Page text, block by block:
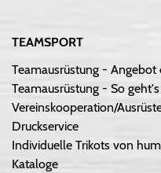
TEAMSPORT
Teamausrüstung - Angebot
Teamausrüstung - So geht's
Vereinskooperation/
Druckservice
Individuelle Trikots von
Kataloge